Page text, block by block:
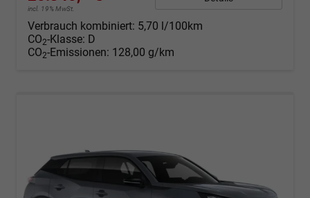
incl. 19% MwSt.
Verbrauch kombiniert: 5,70 l/100km
CO2-Klasse: D
CO2-Emissionen: 128,00 g/km